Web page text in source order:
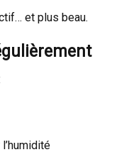
et plus beau.